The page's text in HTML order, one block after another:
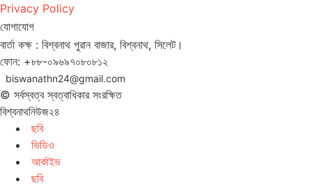
Privacy Policy
যোগাযোগ
বার্তা কক্ষ : বিশ্বনাথ পুরান বাজার, বিশ্বনাথ, সিলেট।
ফোন: +৮৮-০৯৬৯৭০৮০৮১২
biswanathn24@gmail.com
© সর্বস্বত্ব স্বত্বাধিকার সংরক্ষিত
বিশ্বনাথনিউজ২৪
ছবি
ভিডিও
আর্কাইভ
ছবি